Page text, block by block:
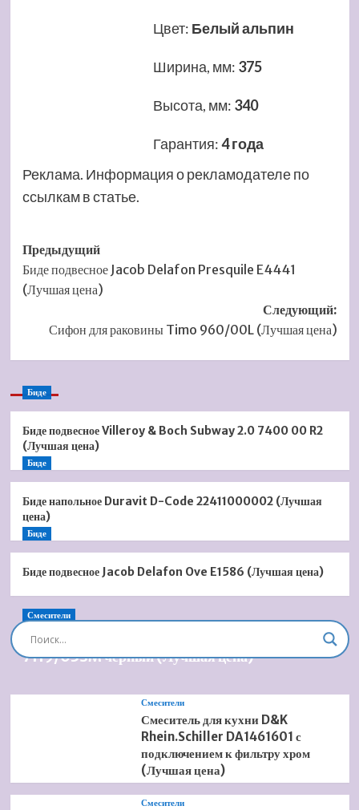
Цвет: Белый альпин
Ширина, мм: 375
Высота, мм: 340
Гарантия:4 года
Реклама. Информация о рекламодателе по
ссылкам в статье.
Навигация
записи
Предыдущий
Биде подвесное Jacob Delafon Presquile E4441
(Лучшая цена)
Следующий:
Сифон для раковины Timo 960/00L (Лучшая цена)
Биде
Биде подвесное Villeroy & Boch Subway 2.0 7400 00 R2
(Лучшая цена)
Биде
Биде напольное Duravit D-Code 22411000002 (Лучшая
цена)
Биде
Биде подвесное Jacob Delafon Ove E1586 (Лучшая цена)
Смесители
Душевая система встроенная Timo Briana SX-
7119/03SM черный (Лучшая цена)
Смесители
Смеситель для кухни D&K
Rhein.Schiller DA1461601 с
подключением к фильтру хром
(Лучшая цена)
Смесители